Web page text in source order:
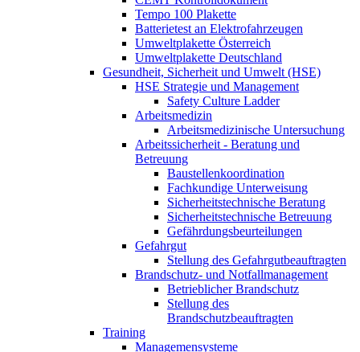
Tempo 100 Plakette
Batterietest an Elektrofahrzeugen
Umweltplakette Österreich
Umweltplakette Deutschland
Gesundheit, Sicherheit und Umwelt (HSE)
HSE Strategie und Management
Safety Culture Ladder
Arbeitsmedizin
Arbeitsmedizinische Untersuchung
Arbeitssicherheit - Beratung und
Betreuung
Baustellenkoordination
Fachkundige Unterweisung
Sicherheitstechnische Beratung
Sicherheitstechnische Betreuung
Gefährdungsbeurteilungen
Gefahrgut
Stellung des Gefahrgutbeauftragten
Brandschutz- und Notfallmanagement
Betrieblicher Brandschutz
Stellung des
Brandschutzbeauftragten
Training
Managemensysteme